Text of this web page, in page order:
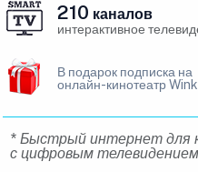
210 каналов
интерактивное
В подарок подписка на
онлайн-кинотеатр Wink
* Быстрый интернет для
с цифровым телевидением